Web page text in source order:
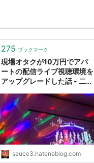
275 ブックマーク
現場オタクが10万円でアパ
ートの配信ライブ視聴環境を
アップグレードした話 - 二度
sauce3.hatenablog.com